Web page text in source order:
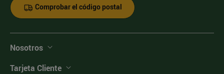
Comprobar el código postal
Nosotros
Tarjeta Cliente